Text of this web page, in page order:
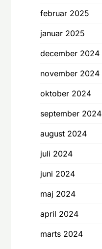
februar 2025
januar 2025
december 2024
november 2024
oktober 2024
september 2024
august 2024
juli 2024
juni 2024
maj 2024
april 2024
marts 2024